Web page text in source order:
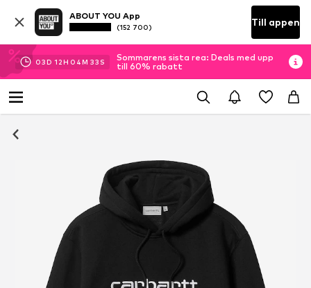
ABOUT YOU App
(152 700) Till appen
03D 12H 04M 32 S
Sommarens sista rea: Deals med upp
till 60% rabatt